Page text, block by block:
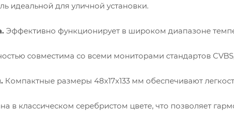
идеальной для уличной установки.
Эффективно функционирует в широком диапазоне
совместима со всеми мониторами стандартов CVBS,
Компактные размеры 48х17х133 мм обеспечивают
в классическом серебристом цвете, что позволяет